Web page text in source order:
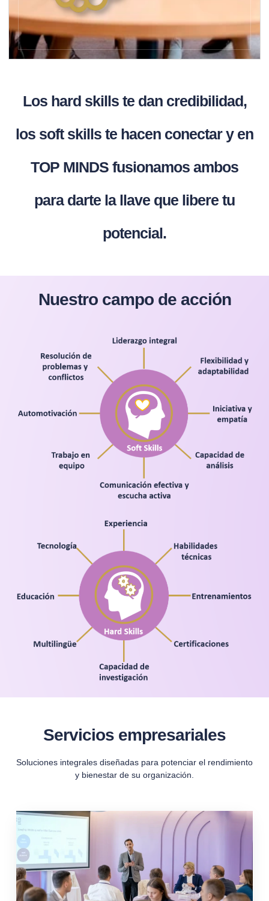
Los hard skills te dan credibilidad,
los soft skills te hacen conectar y en
TOP MINDS fusionamos ambos
para darte la llave que libere tu
potencial.
Nuestro campo de acción
Servicios empresariales
Soluciones integrales diseñadas para potenciar el rendimiento
y bienestar de su organización.